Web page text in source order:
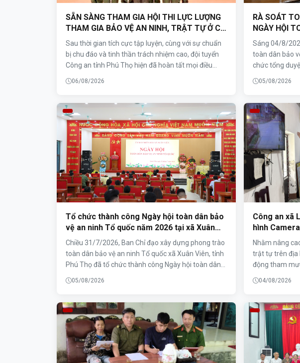
SẴN SÀNG THAM GIA HỘI THI LỰC LƯỢNG
THAM GIA BẢO VỆ AN NINH, TRẬT TỰ Ở CƠ
SỞ GIỎI TOÀN QUỐC LẦN THỨ I NĂM 2026
Sau thời gian tích cực tập luyện, cùng với sự chuẩn
bị chu đáo và tinh thần trách nhiệm cao, đội tuyển
Công an tỉnh Phú Thọ hiện đã hoàn tất mọi điều
06/08/2026
RÀ SOÁT
NGÀY HỘI
QUỐC TẠI
Sáng 04/8/
toàn dân bảo
chức tổng
05/08/2026
Tổ chức thành công Ngày hội toàn dân bảo
vệ an ninh Tổ quốc năm 2026 tại xã Xuân
Viên
Chiều 31/7/2026, Ban Chỉ đạo xây dựng phong trào
toàn dân bảo vệ an ninh Tổ quốc xã Xuân Viên, tỉnh
Phú Thọ đã tổ chức thành công Ngày hội toàn dân
chọn tổ chức Ngày hội điểm của tỉnh.
05/08/2026
Công an xã
hình
Nhằm nâng
trật tự trên địa
động tham
phạm pháp
bàn.
04/08/2026